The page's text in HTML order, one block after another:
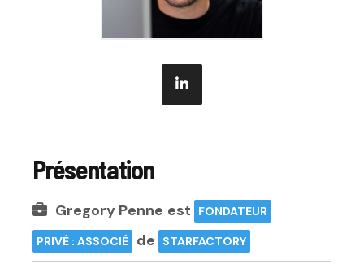
Présentation
Gregory Penne est FONDATEUR
PRIVÉ : ASSOCIÉ de STARFACTORY